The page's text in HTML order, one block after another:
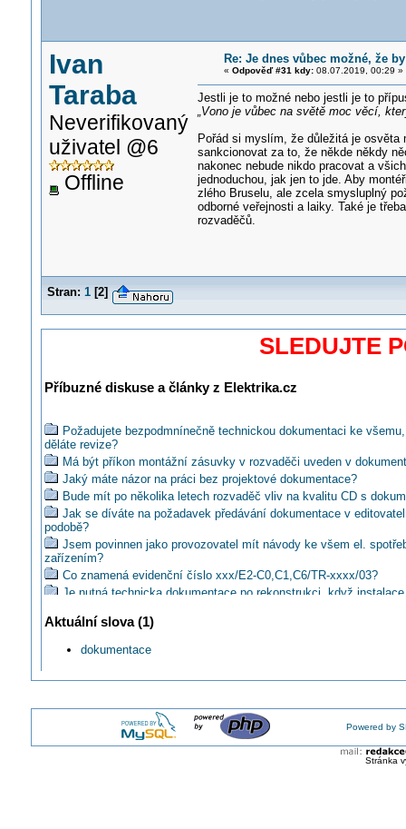
Ivan
Taraba
Neverifikovaný
uživatel @6
Offline
Re: Je dnes vůbec možné, že
« Odpověď #31 kdy:08.07.2019, 00:29 »
Jestli je to možné nebo jestli je to
„Vono je vůbec na světě moc věcí,
Pořád si myslím, že důležitá je osvěta
sankcionovat za to, že někde někdy
nakonec nebude nikdo pracovat a
jednoduchou, jak jen to jde. Aby
zlého Bruselu, ale zcela smysluplný
odborné veřejnosti a laiky. Také je
rozvaděčů.
Stran: 1[2]
SLEDUJTE
Příbuzné diskuse a články z Elektrika.cz
Požadujete bezpodmnínečně technickou dokumentaci ke
děláte revize?
Má být příkon montážní zásuvky v rozvaděči uveden v
Jaký máte názor na práci bez projektové dokumentace?
Bude mít po několika letech rozvaděč vliv na kvalitu CD s
Jak se díváte na požadavek předávání dokumentace v
podobě?
Jsem povinnen jako provozovatel mít návody ke všem el.
zařízením?
Co znamená evidenční číslo xxx/E2-C0,C1,C6/TR-xxxx/03?
Je nutná technicka dokumentace po rekonstrukci, když
Uvádíte do PD přesný typ výrobku?
Kdo má být správně zpracovatelem dokumentace skutečného
Čo s projektovou dokumentáciou z roku 1998 ?
V jakém jazyce má být projektová dokumentace?
Také podpoříte podnět k šetření SÚ podaný ombudsmanovi?
Zopakujme si časté chyby v projektové dokumentaci bytové a
Aktuální slova (1)
dokumentace
Powered by
Stránka